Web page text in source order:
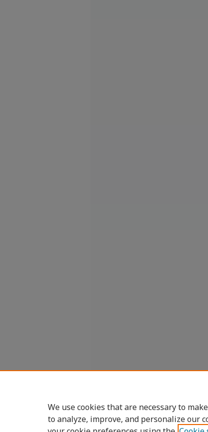
We use cookies that are necessary to
to analyze, improve, and personalize our